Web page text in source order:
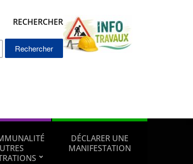
RECHERCHER
Rechercher :
DÉCLARER UNE
MANIFESTATION